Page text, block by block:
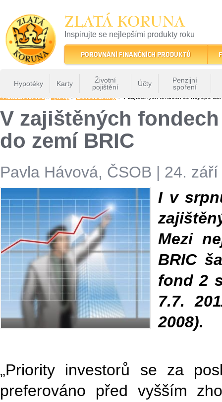
ZLATÁ KORUNA
Inspirujte se nejlepšími produkty roku
22 let tradice a kvality na finančním trhu
POROVNÁNÍ FINANČNÍCH PRODUKTŮ
Hypotéky Karty
Životní
pojištění
Účty
Penzijní
spoření
ZLATÁ KORUNA» Zprávy » Podílové fondy » V zajištěných fondech se nejlépe
V zajištěných
do zemí BRIC
Pavla Hávová, ČSOB | 24.
I v
Mezi
BRIC
fond 2
7.7.
2008).
„Priority investorů se za
preferováno před vyšším